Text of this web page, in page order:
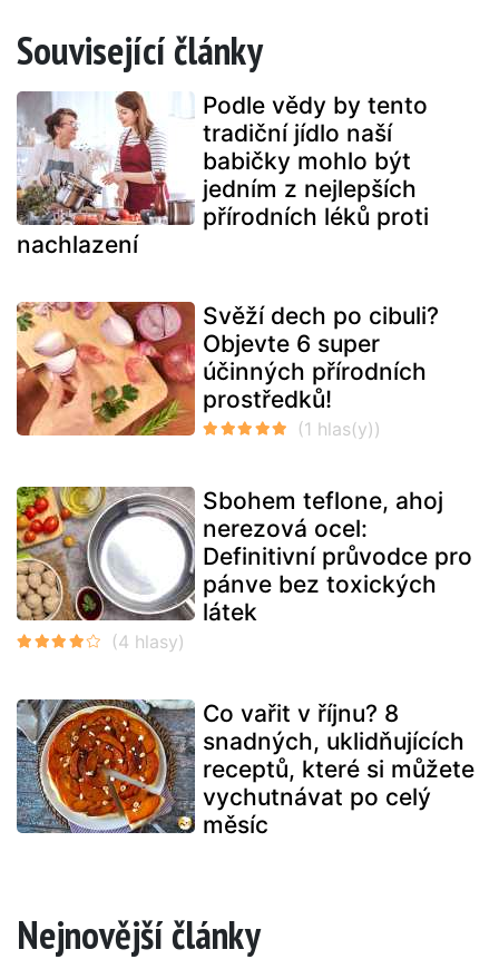
Související články
Podle vědy by tento
tradiční jídlo naší
babičky mohlo být
jedním z nejlepších
přírodních léků proti
nachlazení
Svěží dech po cibuli?
Objevte 6 super
účinných přírodních
prostředků!
Sbohem teflone, ahoj
nerezová ocel:
Definitivní průvodce pro
pánve bez toxických
látek
Co vařit v říjnu? 8
snadných, uklidňujících
receptů, které si můžete
vychutnávat po celý
měsíc
Nejnovější články